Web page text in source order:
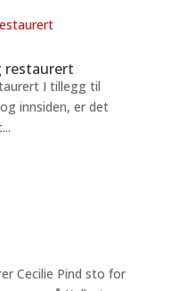
restaurert
I tillegg til
innsiden, er det
Cecilie Pind sto for